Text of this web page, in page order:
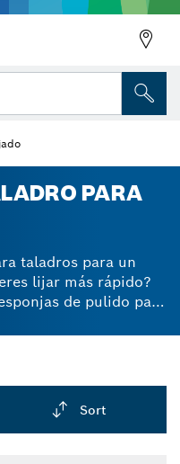
PARA
taladros para un
lijar más rápido?
de pulido para
le da a tu
distribuido de forma
lijado de alta
Sort